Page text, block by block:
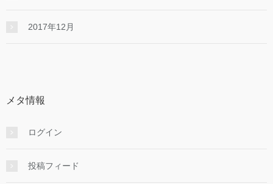
2017年12月
メタ情報
ログイン
投稿フィード